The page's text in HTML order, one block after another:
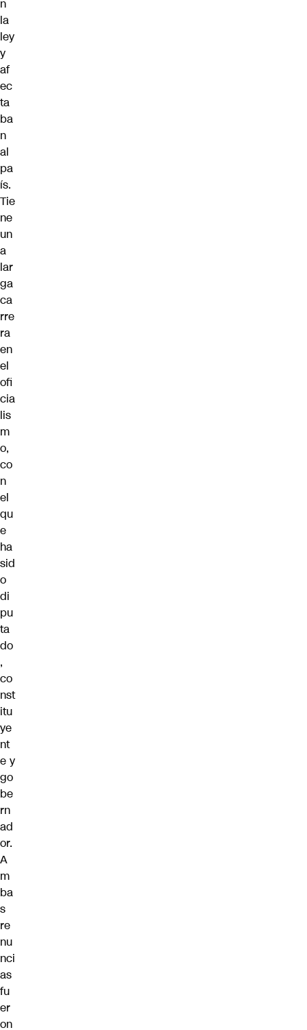
n
la
ley
y
af
ec
ta
ba
n
al
pa
ís.
Tie
ne
un
a
lar
ga
ca
rre
ra
en
el
ofi
cia
lis
m
o,
co
n
el
qu
e
ha
sid
o
di
pu
ta
do
,
co
nst
itu
ye
nt
e y
go
be
rn
ad
or.
A
m
ba
s
re
nu
nci
as
fu
er
on